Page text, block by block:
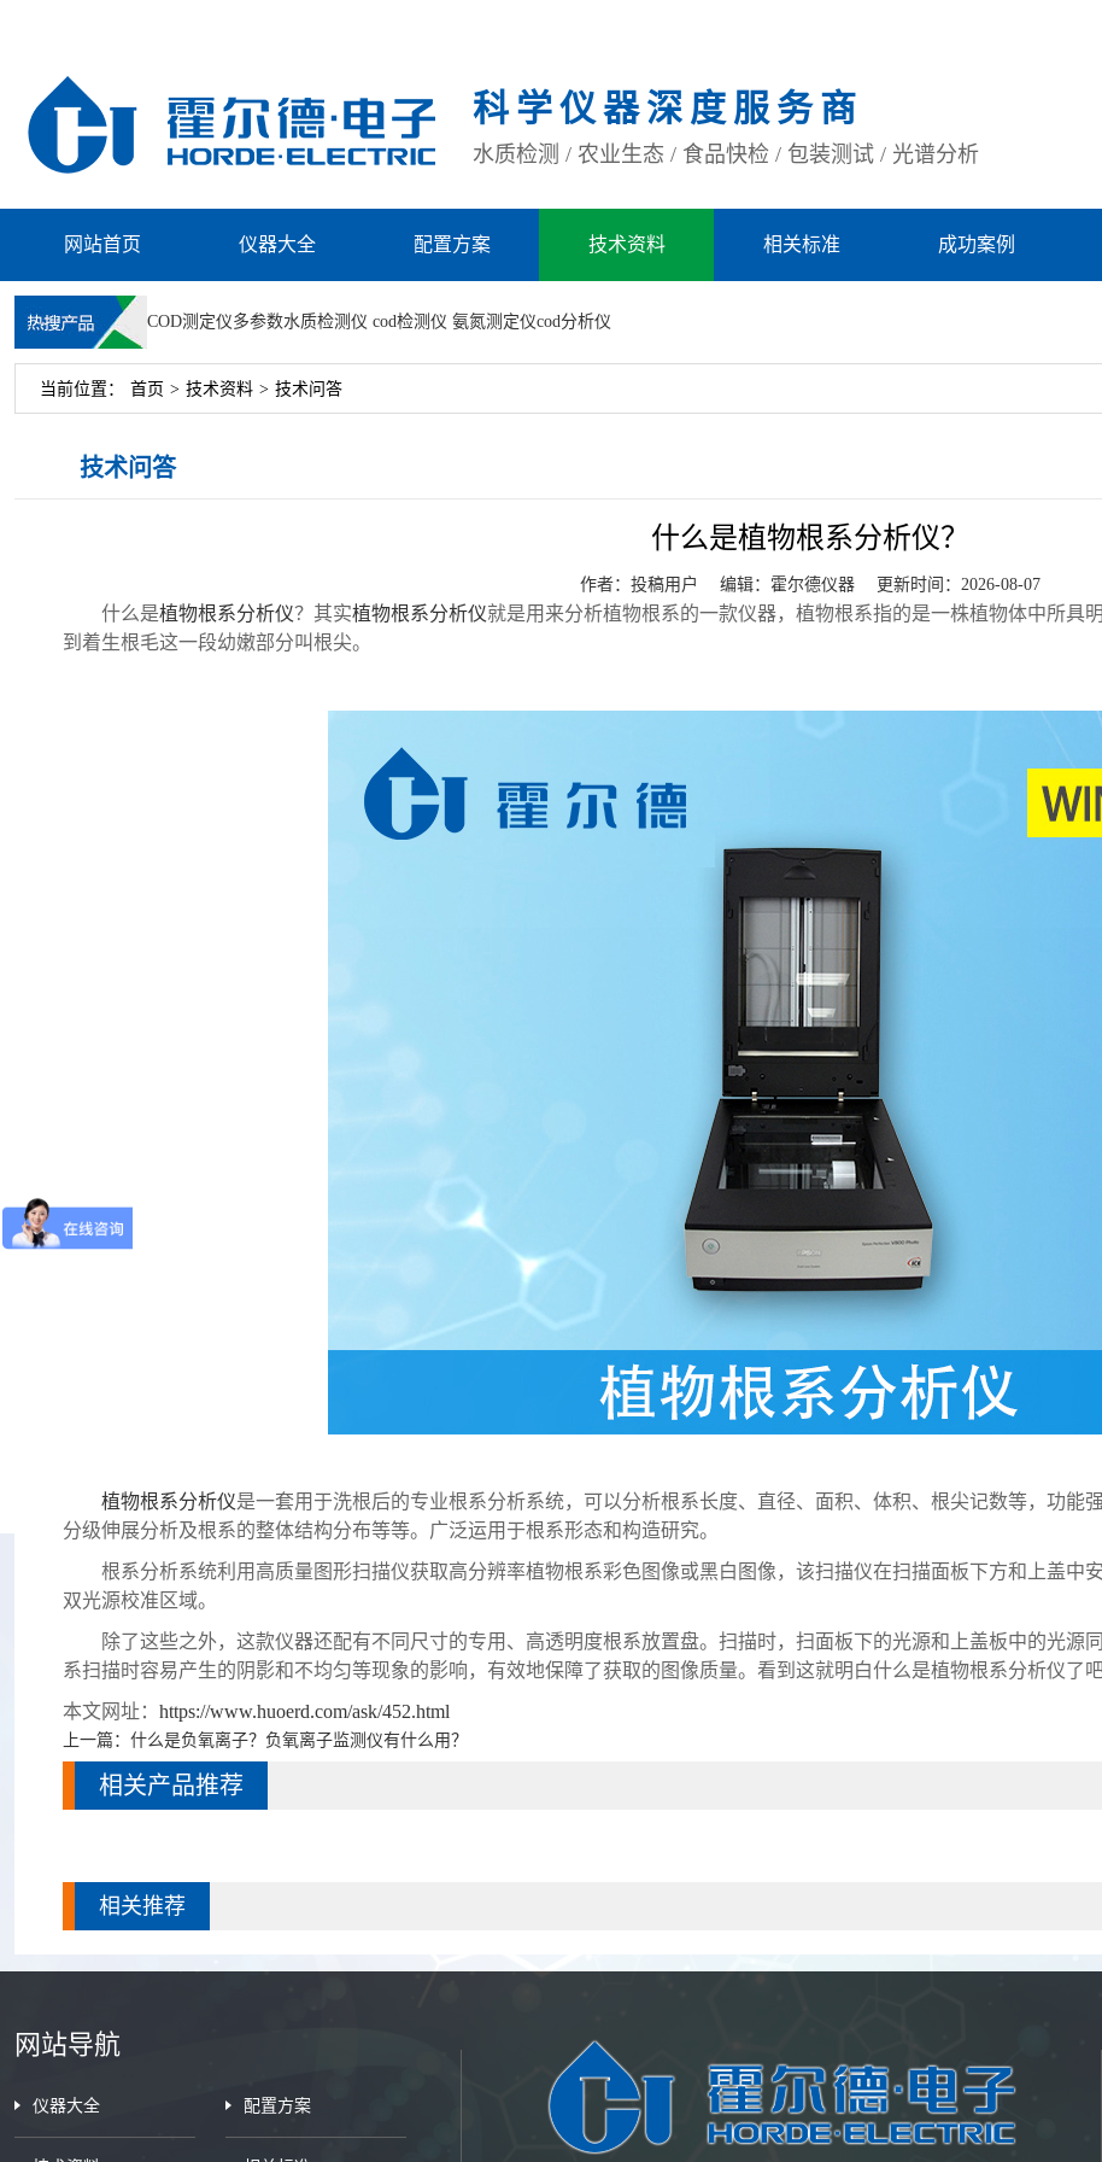
科学仪器深度服务商
水质检测 / 农业生态 / 食品快检 / 包装测试 / 光谱分析
网站首页 仪器大全 配置方案 技术资料 相关标准 成功案例
COD测定仪多参数水质检测仪 cod检测仪 氨氮测定仪cod分析仪
当前位置： 首页 > 技术资料 > 技术问答
技术问答
什么是植物根系分析仪？
作者：投稿用户 编辑： 霍尔德仪器 更新时间：2026-08-07
什么是植物根系分析仪？其实植物根系分析仪就是用来分析植物根系的一款仪器，植物根系指的是一株植物体中所具
到着生根毛这一段幼嫩部分叫根尖。
植物根系分析仪是一套用于洗根后的专业根系分析系统，可以分析根系长度、直径、面积、体积、根尖记数等，功能
分级伸展分析及根系的整体结构分布等等。广泛运用于根系形态和构造研究。
根系分析系统利用高质量图形扫描仪获取高分辨率植物根系彩色图像或黑白图像，该扫描仪在扫描面板下方和上盖中
双光源校准区域。
除了这些之外，这款仪器还配有不同尺寸的专用、高透明度根系放置盘。扫描时，扫面板下的光源和上盖板中的光源
系扫描时容易产生的阴影和不均匀等现象的影响，有效地保障了获取的图像质量。看到这就明白什么是植物根系分析仪了吧
本文网址： https://www.huoerd.com/ask/452.html
上一篇： 什么是负氧离子？负氧离子监测仪有什么用？
相关产品推荐
相关推荐
网站导航
仪器大全 配置方案